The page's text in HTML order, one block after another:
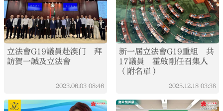
立法會G19議員赴澳门 拜
訪賀一誠及立法會
2023.06.03 08:46
新一屆立法會G19重組 共
17議員 霍啟剛任召集人
（附名單）
2025.12.18 03:38